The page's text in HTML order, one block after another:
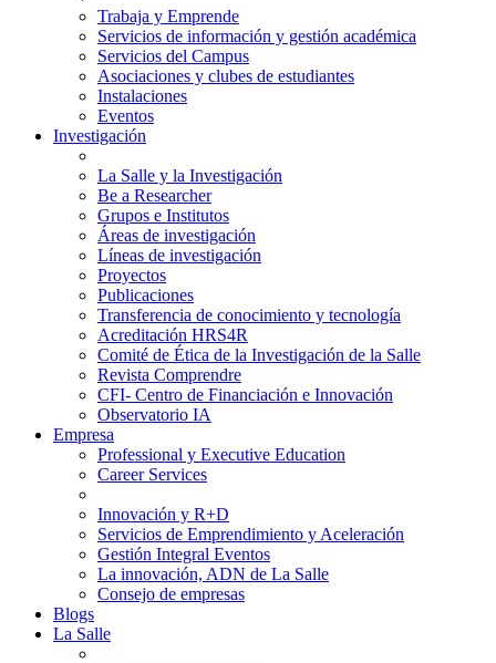
Trabaja y Emprende
Servicios de información y gestión académica
Servicios del Campus
Asociaciones y clubes de estudiantes
Instalaciones
Eventos
Investigación
La Salle y la Investigación
Be a Researcher
Grupos e Institutos
Áreas de investigación
Líneas de investigación
Proyectos
Publicaciones
Transferencia de conocimiento y tecnología
Acreditación HRS4R
Comité de Ética de la Investigación de la Salle
Revista Comprendre
CFI- Centro de Financiación e Innovación
Observatorio IA
Empresa
Professional y Executive Education
Career Services
Innovación y R+D
Servicios de Emprendimiento y Aceleración
Gestión Integral Eventos
La innovación, ADN de La Salle
Consejo de empresas
Blogs
La Salle